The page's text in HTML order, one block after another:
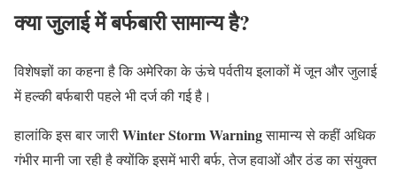
क्या जुलाई में बर्फबारी सामान्य है?
विशेषज्ञों का कहना है कि अमेरिका के ऊंचे पर्वतीय इलाकों में जून और जुलाई
में हल्की बर्फबारी पहले भी दर्ज की गई है।
हालांकि इस बार जारीWinter Storm Warningसामान्य से कहीं अधिक
गंभीर मानी जा रही है क्योंकि इसमें भारी बर्फ, तेज हवाओं और ठंड का संयुक्त